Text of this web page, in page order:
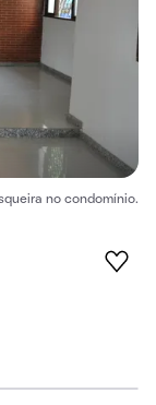
no condomínio.